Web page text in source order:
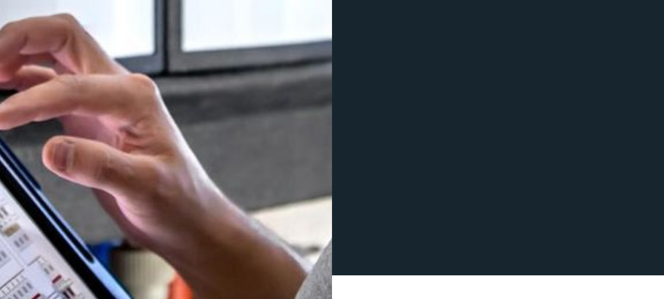
Startseite
Über
uns
Karriere
Projekte
Kontakt